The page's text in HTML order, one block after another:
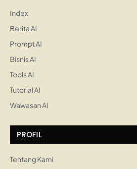
Index
Berita AI
Prompt AI
Bisnis AI
Tools AI
Tutorial AI
Wawasan AI
PROFIL
Tentang Kami